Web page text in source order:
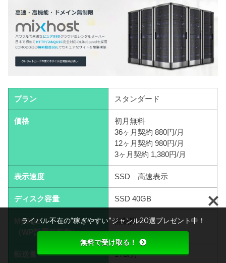
プラン スタンダード
価格
初月無料
36ヶ月契約 880円/月
12ヶ月契約 980円/月
3ヶ月契約 1,380円/月
表示速度 SSD 高速表示
ディスク容量 SSD 40GB
MySQL
（WP設置可能数）
無制限
転送量 1TB/月
ライバル不在の“稼ぎやすい”ジャンル20選プレゼント中！
無料で受け取る！